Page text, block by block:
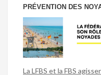
PRÉVENTION DES
La LFBS et la FBS